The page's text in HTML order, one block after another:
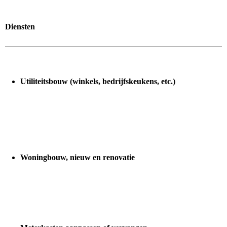
Diensten
Utiliteitsbouw (winkels, bedrijfskeukens, etc.)
Woningbouw, nieuw en renovatie